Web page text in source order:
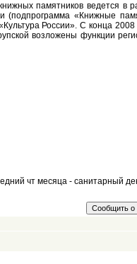
памятников ведется в
(подпрограмма «Книжные
России». С конца
возложены функции
чт месяца - санитарный